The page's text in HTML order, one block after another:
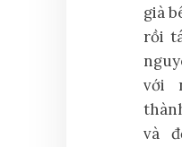
già
rồi
với
và